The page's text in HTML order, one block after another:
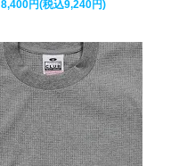
8,400円(税込9,240円)